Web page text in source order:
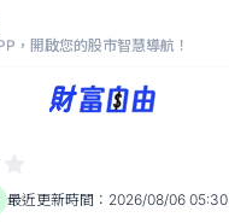
，開啟您的股市智慧導航！
49.90
-1.67%
最近更新時間： 2026/08/06 05:30